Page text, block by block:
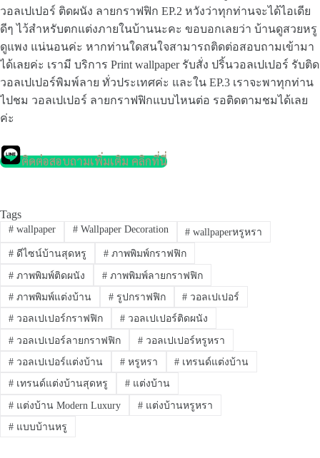
วอลเปเปอร์ ติดผนัง ลายกราฟฟิก EP.2 หวังว่าทุกท่านจะได้ไอเดีย
ดีๆ ไว้สำหรับตกแต่งภายในบ้านนะคะ ขอบอกเลยว่า บ้านดูสวยหรู
ดูแพง แน่นอนค่ะ หากท่านใดสนใจสามารถติดต่อสอบถามเข้ามา
ได้เลยค่ะ เรามี บริการ Print wallpaper รับสั่ง ปริ้นวอลเปเปอร์ รับติด
วอลเปเปอร์พิมพ์ลาย ทั่วประเทศค่ะ และใน EP.3 เราจะพาทุกท่าน
ไปชม วอลเปเปอร์ ลายกราฟฟิกแบบไหนต่อ รอติดตามชมได้เลย
ค่ะ
ติดต่อสอบถามเพิ่มเติม คลิกที่นี่
Tags
#wallpaper #Wallpaper Decoration # wallpaperหรูหรา
#ดีไซน์บ้านสุดหรู #ภาพพิมพ์กราฟฟิก
#ภาพพิมพ์ติดผนัง #ภาพพิมพ์ลายกราฟฟิก
#ภาพพิมพ์แต่งบ้าน #รูปกราฟฟิก # วอลเปเปอร์
#วอลเปเปอร์กราฟฟิก #วอลเปเปอร์ติดผนัง
#วอลเปเปอร์ลายกราฟฟิก #วอลเปเปอร์หรูหรา
#วอลเปเปอร์แต่งบ้าน #หรูหรา # เทรนด์แต่งบ้าน
#เทรนด์แต่งบ้านสุดหรู #แต่งบ้าน
#แต่งบ้าน Modern Luxury #แต่งบ้านหรูหรา
#แบบบ้านหรู